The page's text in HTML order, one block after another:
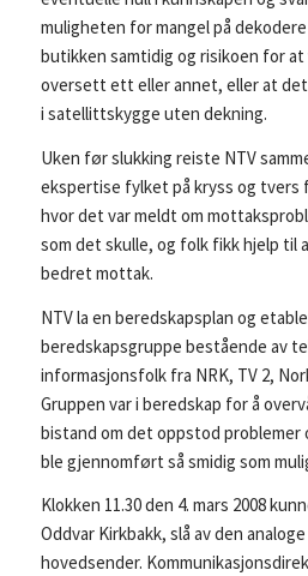
muligheten for mangel på dekodere
butikken samtidig og risikoen for
oversett ett eller annet, eller at
i satellittskygge uten dekning.
Uken før slukking reiste NTV
ekspertise fylket på kryss og tvers
hvor det var meldt om
som det skulle, og folk fikk hjelp til
bedret mottak.
NTV la en beredskapsplan og
beredskapsgruppe bestående av
informasjonsfolk fra NRK, TV 2,
Gruppen var i beredskap for å
bistand om det oppstod problemer
ble gjennomført så smidig som
Klokken 11.30 den 4. mars 2008
Oddvar Kirkbakk, slå av den
hovedsender.